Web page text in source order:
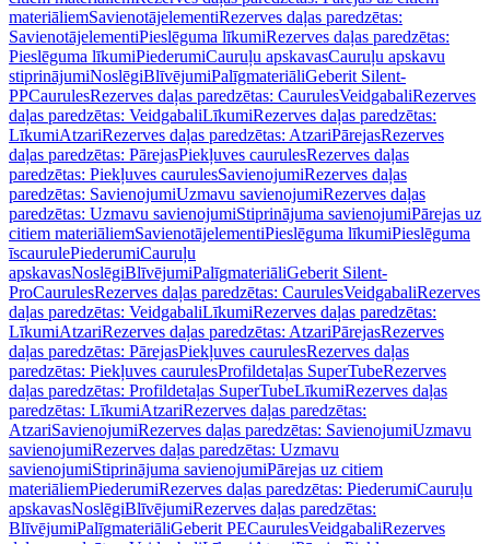
materiāliemSavienotājelementiRezerves daļas paredzētas:
SavienotājelementiPieslēguma līkumiRezerves daļas paredzētas:
Pieslēguma līkumiPiederumiCauruļu apskavasCauruļu apskavu
stiprinājumiNoslēgiBlīvējumiPalīgmateriāliGeberit Silent-
PPCaurulesRezerves daļas paredzētas: CaurulesVeidgabaliRezerves
daļas paredzētas: VeidgabaliLīkumiRezerves daļas paredzētas:
LīkumiAtzariRezerves daļas paredzētas: AtzariPārejasRezerves
daļas paredzētas: PārejasPiekļuves caurulesRezerves daļas
paredzētas: Piekļuves caurulesSavienojumiRezerves daļas
paredzētas: SavienojumiUzmavu savienojumiRezerves daļas
paredzētas: Uzmavu savienojumiStiprinājuma savienojumiPārejas uz
citiem materiāliemSavienotājelementiPieslēguma līkumiPieslēguma
īscaurulePiederumiCauruļu
apskavasNoslēgiBlīvējumiPalīgmateriāliGeberit Silent-
ProCaurulesRezerves daļas paredzētas: CaurulesVeidgabaliRezerves
daļas paredzētas: VeidgabaliLīkumiRezerves daļas paredzētas:
LīkumiAtzariRezerves daļas paredzētas: AtzariPārejasRezerves
daļas paredzētas: PārejasPiekļuves caurulesRezerves daļas
paredzētas: Piekļuves caurulesProfildetaļas SuperTubeRezerves
daļas paredzētas: Profildetaļas SuperTubeLīkumiRezerves daļas
paredzētas: LīkumiAtzariRezerves daļas paredzētas:
AtzariSavienojumiRezerves daļas paredzētas: SavienojumiUzmavu
savienojumiRezerves daļas paredzētas: Uzmavu
savienojumiStiprinājuma savienojumiPārejas uz citiem
materiāliemPiederumiRezerves daļas paredzētas: PiederumiCauruļu
apskavasNoslēgiBlīvējumiRezerves daļas paredzētas:
BlīvējumiPalīgmateriāliGeberit PECaurulesVeidgabaliRezerves